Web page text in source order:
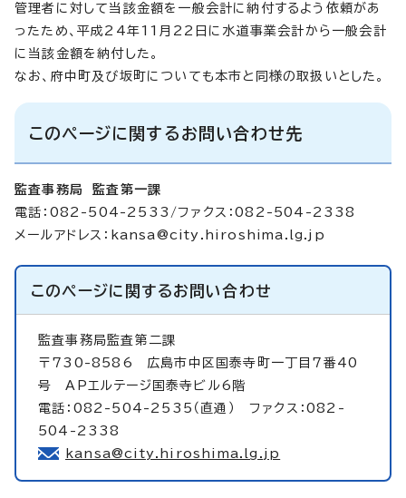
管理者に対して当該金額を一般会計に納付するよう依頼があ
ったため、平成24年11月22日に水道事業会計から一般会計
に当該金額を納付した。
なお、府中町及び坂町についても本市と同様の取扱いとした。
このページに関するお問い合わせ先
監査事務局 監査第一課
電話：082-504-2533/ファクス：082-504-2338
メールアドレス： kansa@city.hiroshima.lg.jp
このページに関するお問い合わせ
監査事務局監査第二課
〒730-8586 広島市中区国泰寺町一丁目7番40
号 APエルテージ国泰寺ビル6階
電話：082-504-2535（直通） ファクス：082-
504-2338
kansa@city.hiroshima.lg.jp